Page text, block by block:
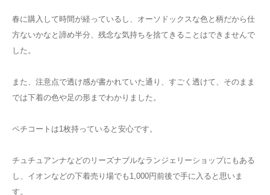
春に購入して時間が経っているし、オーソドックスな色と柄だから仕
方ないかなと諦め半分、残念な気持ちを捨てきることはできませんで
した。
また、注意点で透け感が書かれていた通り、すごく透けて、そのまま
では下着の色や足の形までわかりました。
ペチコートは1枚持っていると安心です。
チュチュアンナなどのリーズナブルなランジェリーショップにもある
し、イオンなどの下着売り場でも1,000円前後で手に入ると思いま
す。